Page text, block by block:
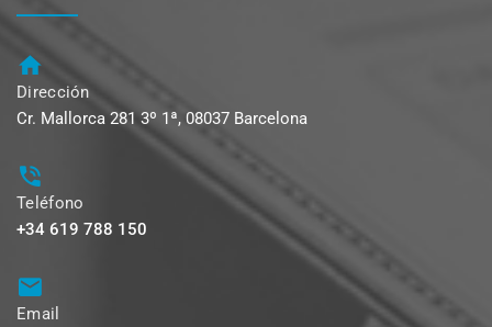
Dirección
Cr. Mallorca 281 3º 1ª, 08037 Barcelona
Teléfono
+34 619 788 150
Email